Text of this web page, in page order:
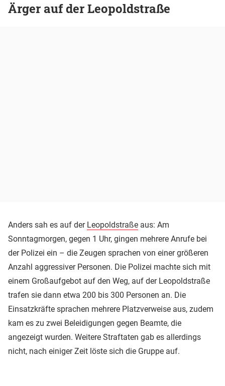
Ärger auf der Leopoldstraße
Anders sah es auf der Leopoldstraße aus: Am
Sonntagmorgen, gegen 1 Uhr, gingen mehrere Anrufe bei
der Polizei ein – die Zeugen sprachen von einer größeren
Anzahl aggressiver Personen. Die Polizei machte sich mit
einem Großaufgebot auf den Weg, auf der Leopoldstraße
trafen sie dann etwa 200 bis 300 Personen an. Die
Einsatzkräfte sprachen mehrere Platzverweise aus, zudem
kam es zu zwei Beleidigungen gegen Beamte, die
angezeigt wurden. Weitere Straftaten gab es allerdings
nicht, nach einiger Zeit löste sich die Gruppe auf.